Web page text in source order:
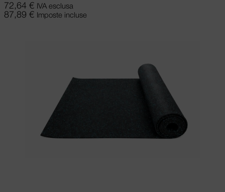
72,64 € IVA esclusa
87,89 € Imposte incluse